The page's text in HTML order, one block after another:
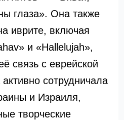
глаза». Она также
иврите, включая
и «Hallelujah»,
связь с еврейской
сотрудничала
и Израиля,
творческие